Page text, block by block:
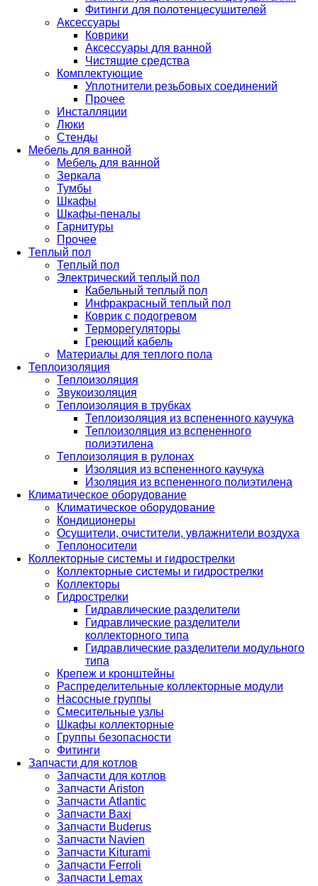
Фитинги для полотенцесушителей
Аксессуары
Коврики
Аксессуары для ванной
Чистящие средства
Комплектующие
Уплотнители резьбовых соединений
Прочее
Инсталляции
Люки
Стенды
Мебель для ванной
Мебель для ванной
Зеркала
Тумбы
Шкафы
Шкафы-пеналы
Гарнитуры
Прочее
Теплый пол
Теплый пол
Электрический теплый пол
Кабельный теплый пол
Инфракрасный теплый пол
Коврик с подогревом
Терморегуляторы
Греющий кабель
Материалы для теплого пола
Теплоизоляция
Теплоизоляция
Звукоизоляция
Теплоизоляция в трубках
Теплоизоляция из вспененного каучука
Теплоизоляция из вспененного
полиэтилена
Теплоизоляция в рулонах
Изоляция из вспененного каучука
Изоляция из вспененного полиэтилена
Климатическое оборудование
Климатическое оборудование
Кондиционеры
Осушители, очистители, увлажнители воздуха
Теплоносители
Коллекторные системы и гидрострелки
Коллекторные системы и гидрострелки
Коллекторы
Гидрострелки
Гидравлические разделители
Гидравлические разделители
коллекторного типа
Гидравлические разделители модульного
типа
Крепеж и кронштейны
Распределительные коллекторные модули
Насосные группы
Смесительные узлы
Шкафы коллекторные
Группы безопасности
Фитинги
Запчасти для котлов
Запчасти для котлов
Запчасти Ariston
Запчасти Atlantic
Запчасти Baxi
Запчасти Buderus
Запчасти Navien
Запчасти Kiturami
Запчасти Ferroli
Запчасти Lemax